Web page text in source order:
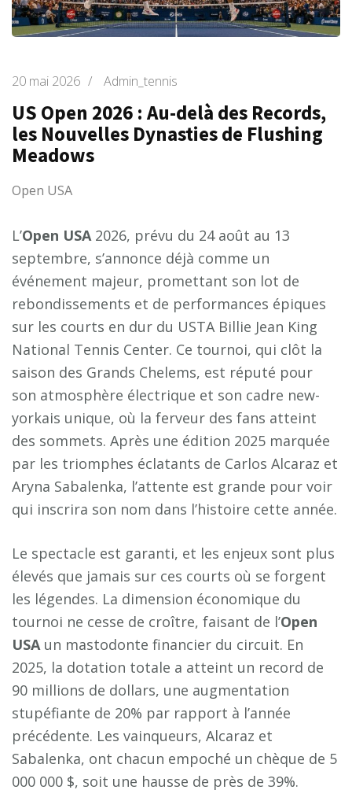
20 mai 2026 / Admin_tennis
US Open 2026 : Au-delà des Records,
les Nouvelles Dynasties de Flushing
Meadows
Open USA
L’Open USA2026, prévu du 24 août au 13
septembre, s’annonce déjà comme un
événement majeur, promettant son lot de
rebondissements et de performances épiques
sur les courts en dur du USTA Billie Jean King
National Tennis Center. Ce tournoi, qui clôt la
saison des Grands Chelems, est réputé pour
son atmosphère électrique et son cadre new-
yorkais unique, où la ferveur des fans atteint
des sommets. Après une édition 2025 marquée
par les triomphes éclatants de Carlos Alcaraz et
Aryna Sabalenka, l’attente est grande pour voir
qui inscrira son nom dans l’histoire cette année.
Le spectacle est garanti, et les enjeux sont plus
élevés que jamais sur ces courts où se forgent
les légendes. La dimension économique du
tournoi ne cesse de croître, faisant de l’Open
USAun mastodonte financier du circuit. En
2025, la dotation totale a atteint un record de
90 millions de dollars, une augmentation
stupéfiante de 20% par rapport à l’année
précédente. Les vainqueurs, Alcaraz et
Sabalenka, ont chacun empoché un chèque de 5
000 000 $, soit une hausse de près de 39%.